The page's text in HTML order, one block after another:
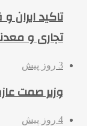
تاکید
تجاری و
3 روز پیش
وزیر صمت
4 روز پیش